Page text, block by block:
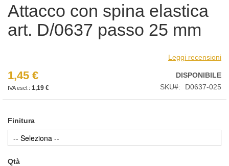
galleria
di
immagini
Attacco con spina elastica
art. D/0637 passo 25 mm
Leggi recensioni
1,45 €
1,19 €
DISPONIBILE
SKU
D0637-025
Finitura
Qtà